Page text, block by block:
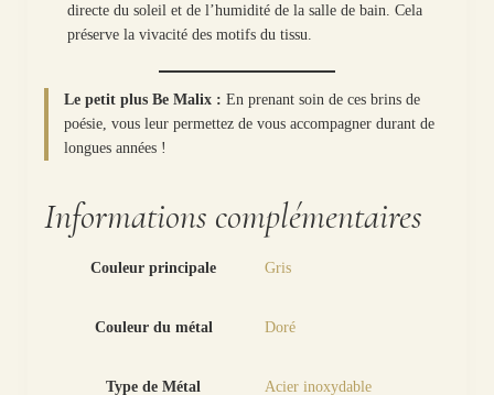
directe du soleil et de l’humidité de la salle de bain. Cela
préserve la vivacité des motifs du tissu.
Le petit plus Be Malix : En prenant soin de ces brins de
poésie, vous leur permettez de vous accompagner durant de
longues années !
Informations complémentaires
Couleur principale Gris
Couleur du métal Doré
Type de Métal Acier inoxydable